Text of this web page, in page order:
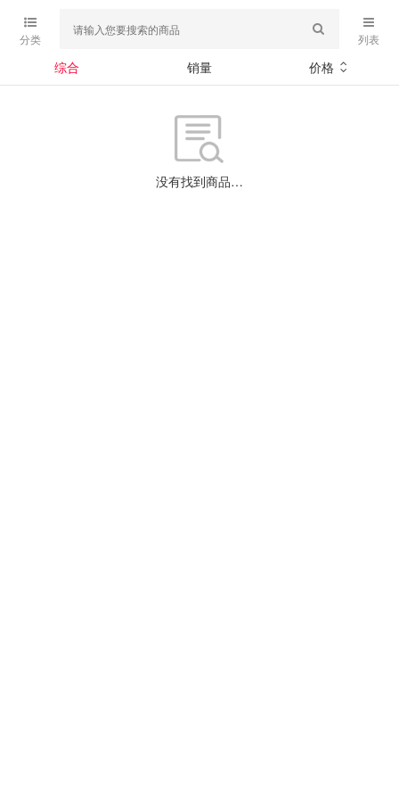
分类 列表
综合 销量 价格
没有找到商品…